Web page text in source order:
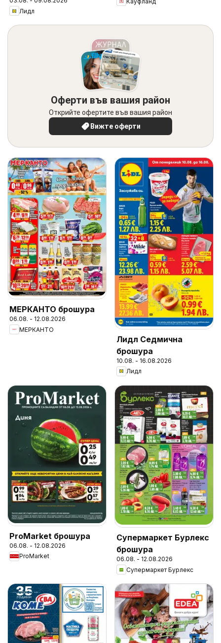
грила
Лидл
Оферти във вашия район
Открийте офертите във вашия район
Вижте оферти
МЕРКАНТО брошура
06.08. - 12.08.2026
МЕРКАНТО
Лидл Седмична
брошура
10.08. - 16.08.2026
Лидл
ProMarket брошура
06.08. - 12.08.2026
ProMarket
Супермаркет Бурлекс
брошура
06.08. - 12.08.2026
Супермаркет Бурлекс